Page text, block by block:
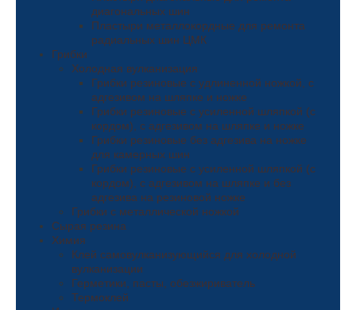
диагональных шин
Пластыри металлокордные для ремонта
радиальных шин ЦМК
Грибки
Холодная вулканизация
Грибки резиновые с удлиненной ножкой, с
адгезивом на шляпке и ножке
Грибки резиновые с усиленной шляпкой (с
кордом), с адгезивом на шляпке и ножке
Грибки резиновые без адгезива на ножке
для камерных шин
Грибки резиновые с усиленной шляпкой (с
кордом), с адгезивом на шляпке и без
адгезива на резиновой ножке
Грибки с металлической ножкой
Сырая резина
Химия
Клей самовулканизующийся для холодной
вулканизации
Герметики, пасты, обезжириватель
Термоклей